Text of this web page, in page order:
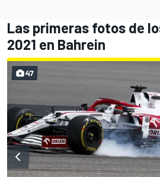
Las primeras fotos de
2021 en Bahrein
47